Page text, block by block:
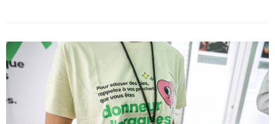
l’acquisition et l’installation de l’équipement au cœur même du
pôle régional de cancérologie.